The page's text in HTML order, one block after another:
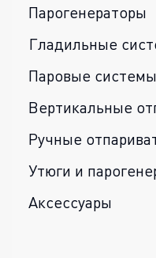
Парогенераторы
Гладильные
Паровые
Вертикальные
Ручные
Утюги и
Аксессуары